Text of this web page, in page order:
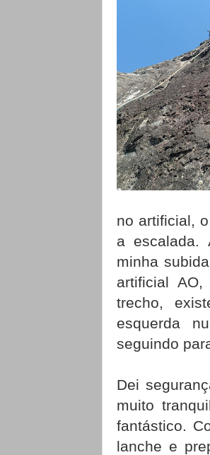
no artificial,
a escalada.
minha
artificial
trecho,
esquerda
seguindo
Dei
muito
fantástico.
lanche e